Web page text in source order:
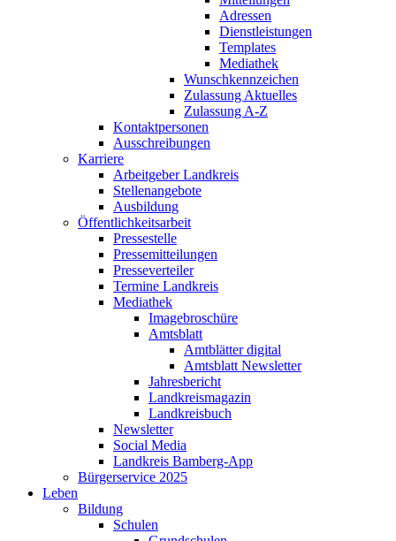
Adressen
Dienstleistungen
Templates
Mediathek
Wunschkennzeichen
Zulassung Aktuelles
Zulassung A-Z
Kontaktpersonen
Ausschreibungen
Karriere
Arbeitgeber Landkreis
Stellenangebote
Ausbildung
Öffentlichkeitsarbeit
Pressestelle
Pressemitteilungen
Presseverteiler
Termine Landkreis
Mediathek
Imagebroschüre
Amtsblatt
Amtblätter digital
Amtsblatt Newsletter
Jahresbericht
Landkreismagazin
Landkreisbuch
Newsletter
Social Media
Landkreis Bamberg-App
Bürgerservice 2025
Leben
Bildung
Schulen